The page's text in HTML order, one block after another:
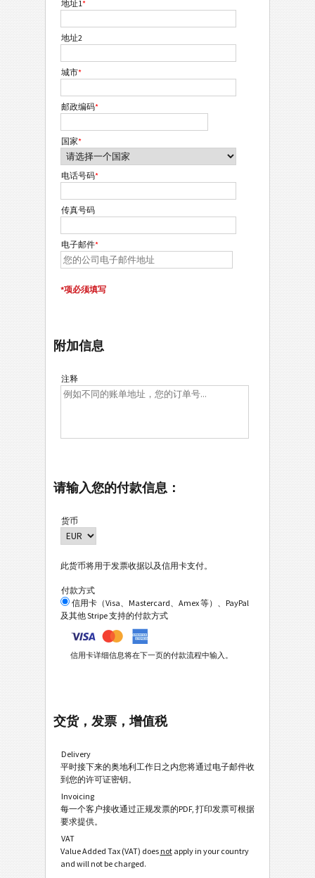
地址1*
地址2
城市*
邮政编码*
国家*
电话号码*
传真号码
电子邮件*
*项必须填写
附加信息
注释
请输入您的付款信息：
货币
此货币将用于发票收据以及信用卡支付。
付款方式
信用卡（Visa、Mastercard、Amex 等）、PayPal
及其他 Stripe 支持的付款方式
信用卡详细信息将在下一页的付款流程中输入。
交货，发票，增值税
Delivery
平时接下来的奥地利工作日之内您将通过电子邮件收
到您的许可证密钥。
Invoicing
每一个客户接收通过正规发票的PDF, 打印发票可根据
要求提供。
VAT
Value Added Tax (VAT) does notapply in your country
and will not be charged.